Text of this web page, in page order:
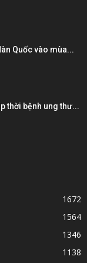
Quốc vào mùa...
thời bệnh ung thư...
1672
1564
1346
1138